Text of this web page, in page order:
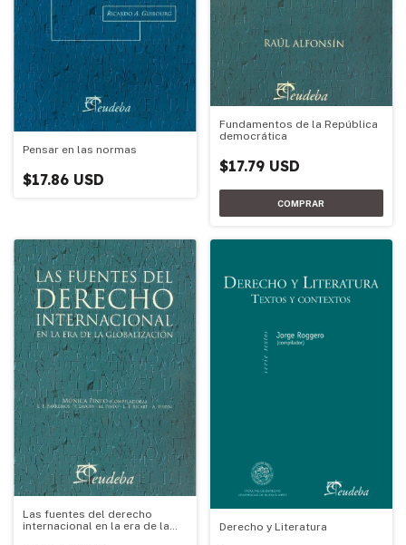
Pensar en las normas
$17.86 USD
Fundamentos de la República
democrática
$17.79 USD
Las fuentes del derecho
internacional en la era de la
Derecho y Literatura